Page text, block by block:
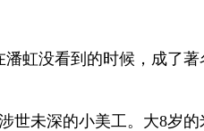
虹没看到的时候，成了著
世未深的小美工。大8岁